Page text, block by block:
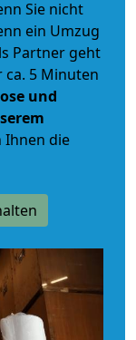
Sie nicht
ein Umzug
Partner geht
ca. 5 Minuten
und
Ihnen die